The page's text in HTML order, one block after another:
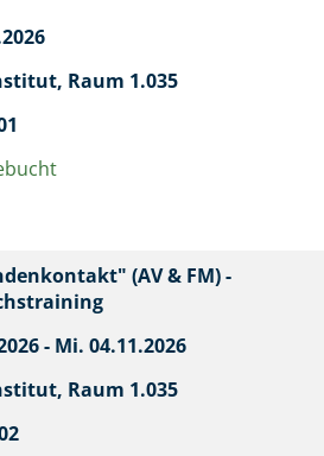
Raum 1.035
(AV & FM) -
- Mi. 04.11.2026
Raum 1.035